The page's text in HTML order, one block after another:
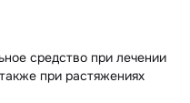
средство при лечении
при растяжениях